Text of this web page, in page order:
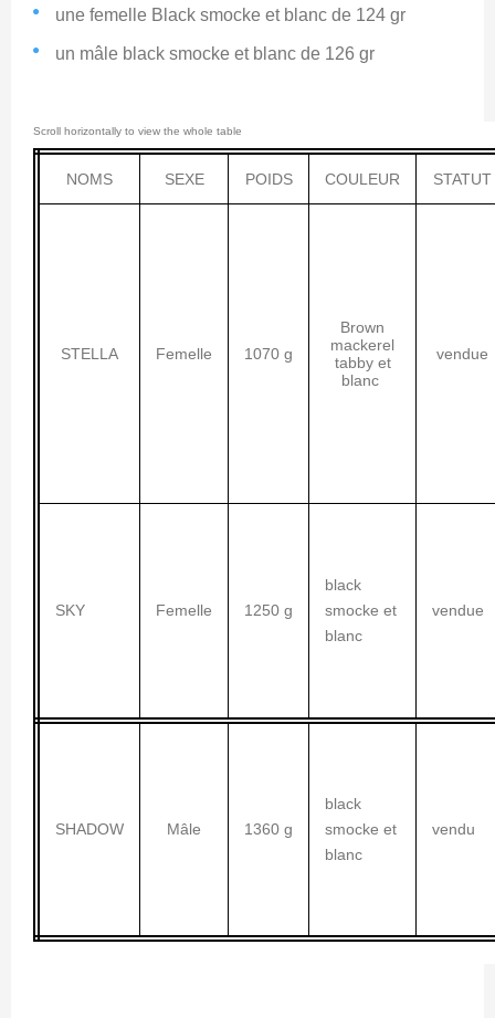
une femelle Black smocke et blanc de 124 gr
un mâle black smocke et blanc de 126 gr
NOMS SEXE POIDS COULEUR STATUT
STELLA Femelle 1070 g
Brown
mackerel
tabby et
blanc
vendue
SKY Femelle 1250 g
black
smocke et
blanc
vendue
SHADOW Mâle 1360 g
black
smocke et
blanc
vendu